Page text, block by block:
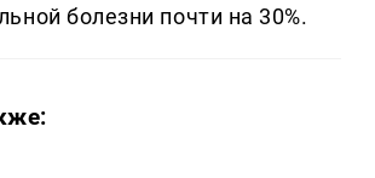
болезни почти на 30%.